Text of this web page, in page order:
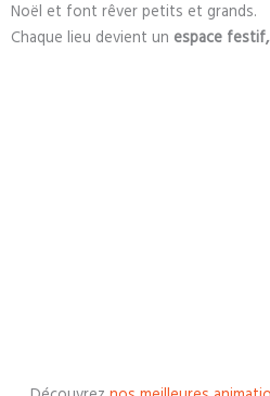
Noël et font rêver petits et grands.
Chaque lieu devient un espace